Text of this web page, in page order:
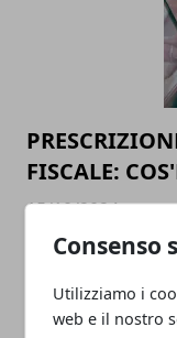
Consenso
Utilizziamo i
web e il nostro
FISCALE:
15/10/2024